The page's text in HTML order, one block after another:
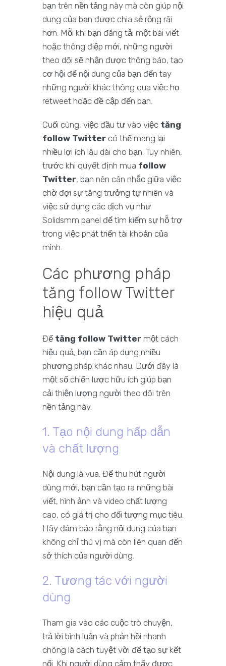
bạn trên nền tảng này mà còn giúp nội
dung của bạn được chia sẻ rộng rãi
hơn. Mỗi khi bạn đăng tải một bài viết
hoặc thông điệp mới, những người
theo dõi sẽ nhận được thông báo, tạo
cơ hội để nội dung của bạn đến tay
những người khác thông qua việc họ
retweet hoặc đề cập đến bạn.
Cuối cùng, việc đầu tư vào việc tăng
follow Twitter có thể mang lại
nhiều lợi ích lâu dài cho bạn. Tuy nhiên,
trước khi quyết định mua follow
Twitter, bạn nên cân nhắc giữa việc
chờ đợi sự tăng trưởng tự nhiên và
việc sử dụng các dịch vụ như
Solidsmm panel để tìm kiếm sự hỗ trợ
trong việc phát triển tài khoản của
mình.
Các phương pháp
tăng follow Twitter
hiệu quả
Để tăng follow Twitter một cách
hiệu quả, bạn cần áp dụng nhiều
phương pháp khác nhau. Dưới đây là
một số chiến lược hữu ích giúp bạn
cải thiện lượng người theo dõi trên
nền tảng này.
1. Tạo nội dung hấp dẫn
và chất lượng
Nội dung là vua. Để thu hút người
dùng mới, bạn cần tạo ra những bài
viết, hình ảnh và video chất lượng
cao, có giá trị cho đối tượng mục tiêu.
Hãy đảm bảo rằng nội dung của bạn
không chỉ thú vị mà còn liên quan đến
sở thích của người dùng.
2. Tương tác với người
dùng
Tham gia vào các cuộc trò chuyện,
trả lời bình luận và phản hồi nhanh
chóng là cách tuyệt vời để tạo sự kết
nối. Khi người dùng cảm thấy được